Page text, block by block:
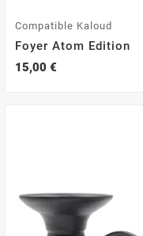
Compatible Kaloud
Foyer Atom Edition
15,00 €